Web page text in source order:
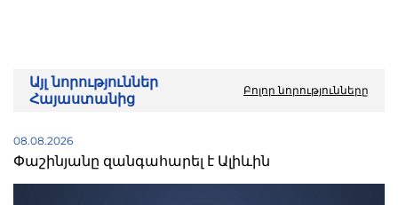
Այլ նորություններ
Հայաստանից
Բոլոր նորությունները
08.08.2026
Փաշինյանը զանգահարել է Ալիևին